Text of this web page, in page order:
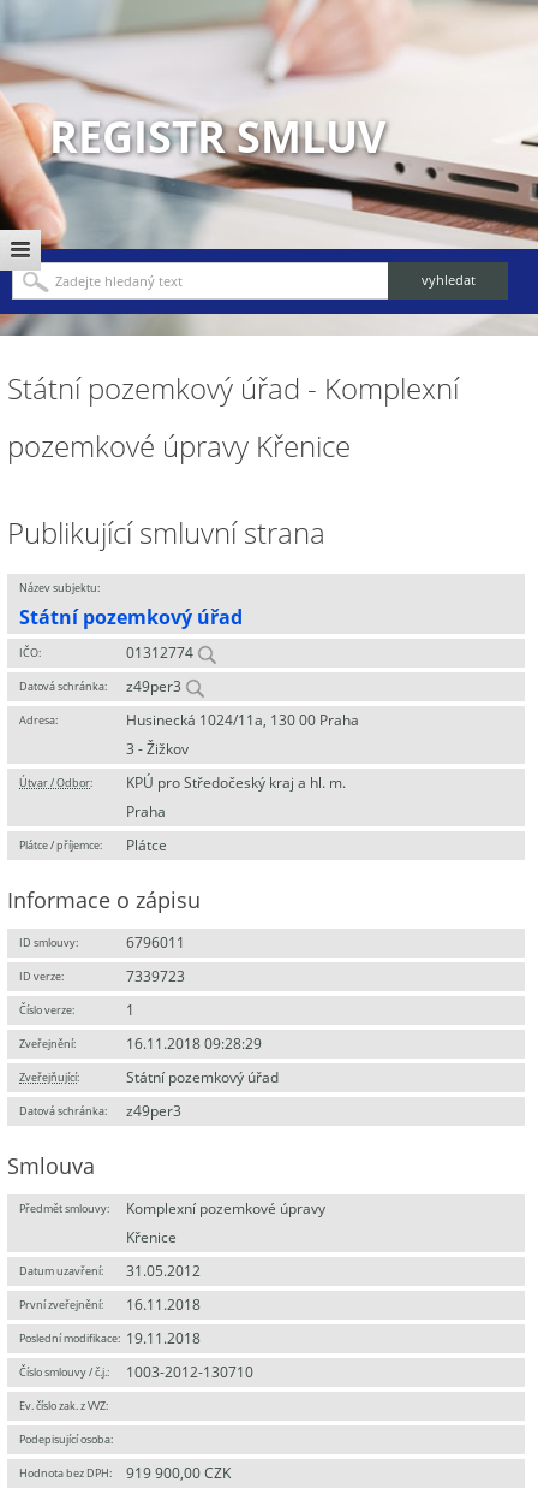
REGISTR SMLUV
Státní pozemkový úřad - Komplexní
pozemkové úpravy Křenice
Publikující smluvní strana
Název subjektu:
Státní pozemkový úřad
IČO: 01312774
Datová schránka: z49per3
Adresa:
Husinecká 1024/11a, 130 00 Praha
3 - Žižkov
Útvar / Odbor:
KPÚ pro Středočeský kraj a hl. m.
Praha
Plátce / příjemce: Plátce
Informace o zápisu
ID smlouvy: 6796011
ID verze: 7339723
Číslo verze: 1
Zveřejnění: 16.11.2018 09:28:29
Zveřejňující: Státní pozemkový úřad
Datová schránka: z49per3
Smlouva
Předmět smlouvy:
Komplexní pozemkové úpravy
Křenice
Datum uzavření: 31.05.2012
První zveřejnění: 16.11.2018
Poslední modifikace: 19.11.2018
Číslo smlouvy / č.j.: 1003-2012-130710
Ev. číslo zak. z VVZ:
Podepisující osoba:
Hodnota bez DPH: 919 900,00 CZK